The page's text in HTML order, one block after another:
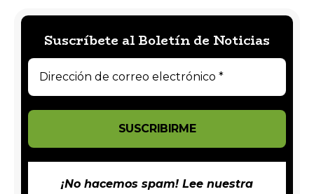
Suscríbete al Boletín de Noticias
¡No hacemos spam! Lee nuestra